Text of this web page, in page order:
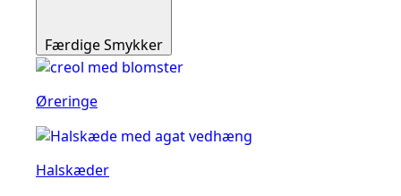
Færdige Smykker
Øreringe
Halskæder